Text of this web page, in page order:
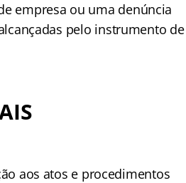
empresa ou uma denúncia
pelo instrumento de
aos atos e procedimentos